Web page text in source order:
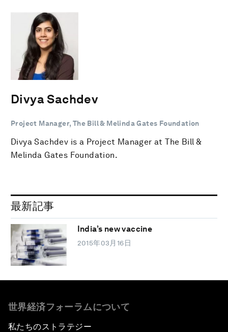
Divya Sachdev
Project Manager, The Bill & Melinda Gates Foundation
Divya Sachdev is a Project Manager at The Bill &
Melinda Gates Foundation.
最新記事
India’s new vaccine
2015年03月16日
世界経済フォーラムについて
私たちのストラテジー